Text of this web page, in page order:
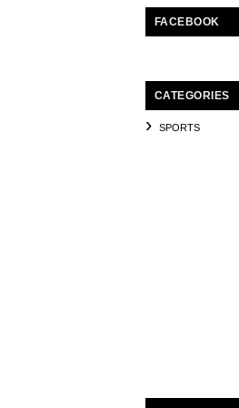
FACEBOOK
CATEGORIES
SPORTS